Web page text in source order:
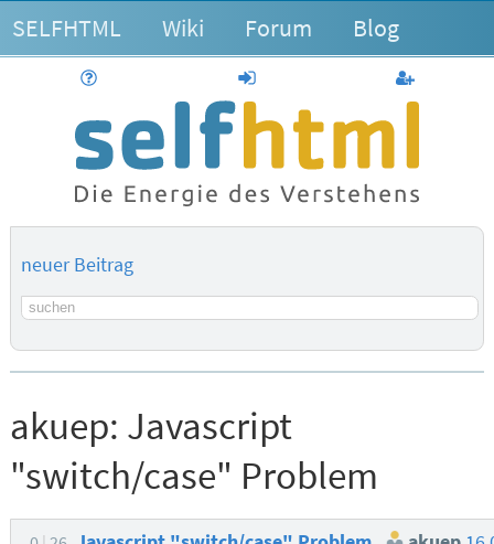
SELFHTML Wiki Forum Blog
anmelden
neuer Beitrag
Suchbegriff
akuep: Javascript
"switch/case" Problem